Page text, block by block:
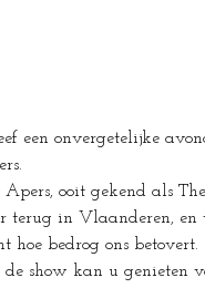
een onvergetelijke
Apers, ooit gekend als
terug in Vlaanderen, en
hoe bedrog ons betovert.
show kan u genieten